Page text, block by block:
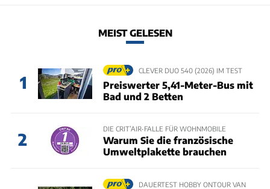
MEIST GELESEN
1
CLEVER DUO 540 (2026) IM TEST
Preiswerter 5,41-Meter-Bus mit
Bad und 2 Betten
2
DIE CRIT’AIR-FALLE FÜR WOHNMOBILE
Warum Sie die französische
Umweltplakette brauchen
DAUERTEST HOBBY ONTOUR VAN